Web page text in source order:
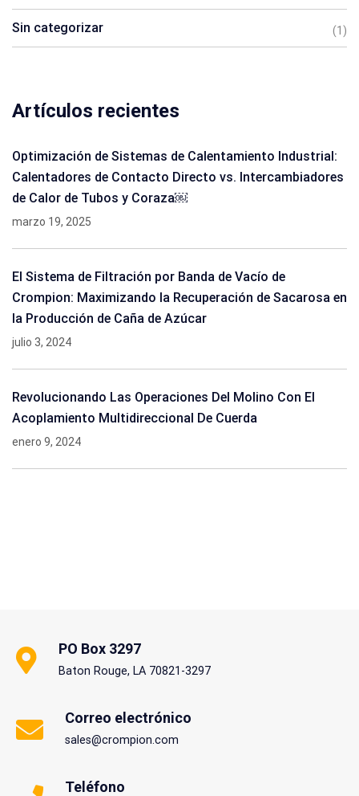
Sin categorizar (1)
Artículos recientes
Optimización de Sistemas de Calentamiento Industrial:
Calentadores de Contacto Directo vs. Intercambiadores
de Calor de Tubos y Coraza￼
marzo 19, 2025
El Sistema de Filtración por Banda de Vacío de
Crompion: Maximizando la Recuperación de Sacarosa en
la Producción de Caña de Azúcar
julio 3, 2024
Revolucionando Las Operaciones Del Molino Con El
Acoplamiento Multidireccional De Cuerda
enero 9, 2024
PO Box 3297
Baton Rouge, LA 70821-3297
Correo electrónico
sales@crompion.com
Teléfono